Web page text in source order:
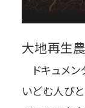
大地再生
ドキュメ
いどむ人びと